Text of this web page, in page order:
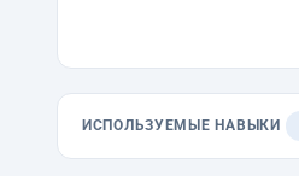
ИСПОЛЬЗУЕМЫЕ НАВЫКИ